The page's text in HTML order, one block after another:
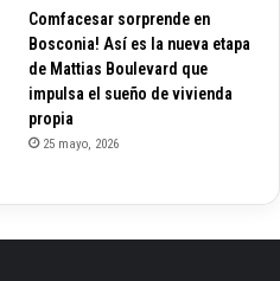
Comfacesar sorprende en
Bosconia! Así es la nueva etapa
de Mattias Boulevard que
impulsa el sueño de vivienda
propia
25 mayo, 2026